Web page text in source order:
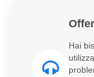
Hai